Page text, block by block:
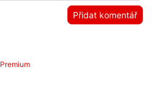
Přidat komentář
Premium